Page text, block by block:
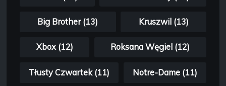
Big Brother (13) Kruszwil (13)
Xbox (12) Roksana Węgiel (12)
Tłusty Czwartek (11) Notre-Dame (11)